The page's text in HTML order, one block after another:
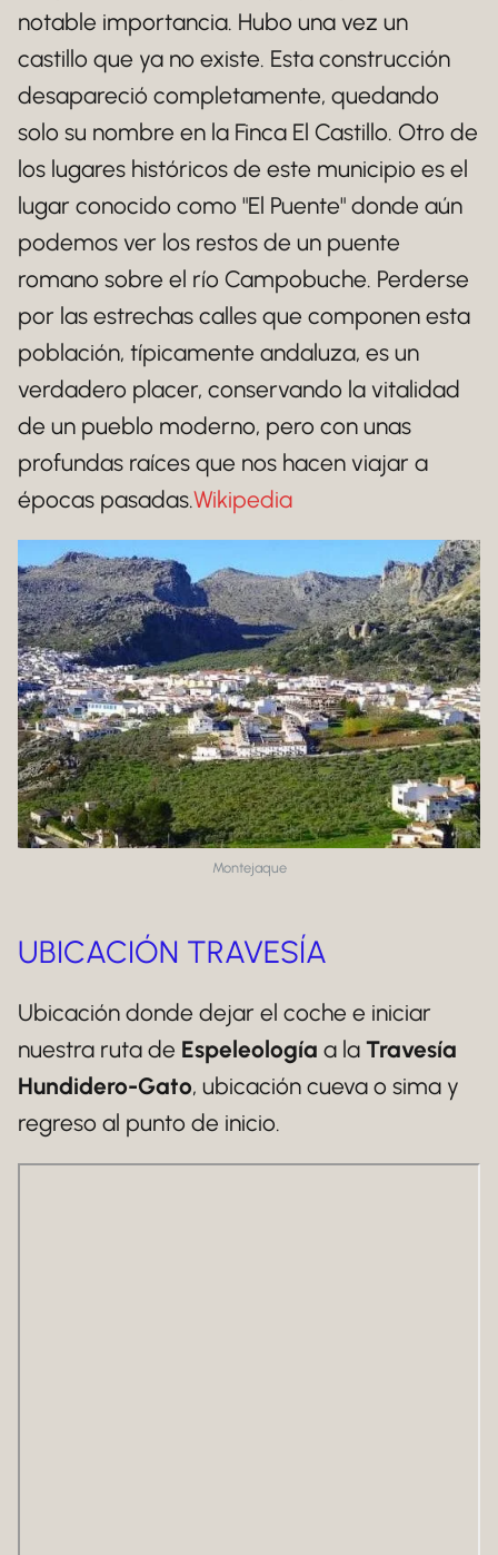
notable importancia. Hubo una vez un
castillo que ya no existe. Esta construcción
desapareció completamente, quedando
solo su nombre en la Finca El Castillo. Otro de
los lugares históricos de este municipio es el
lugar conocido como "El Puente" donde aún
podemos ver los restos de un puente
romano sobre el río Campobuche. Perderse
por las estrechas calles que componen esta
población, típicamente andaluza, es un
verdadero placer, conservando la vitalidad
de un pueblo moderno, pero con unas
profundas raíces que nos hacen viajar a
épocas pasadas.Wikipedia
Montejaque
UBICACIÓN TRAVESÍA
Ubicación donde dejar el coche e iniciar
nuestra ruta de Espeleología a la Travesía
Hundidero-Gato, ubicación cueva o sima y
regreso al punto de inicio.